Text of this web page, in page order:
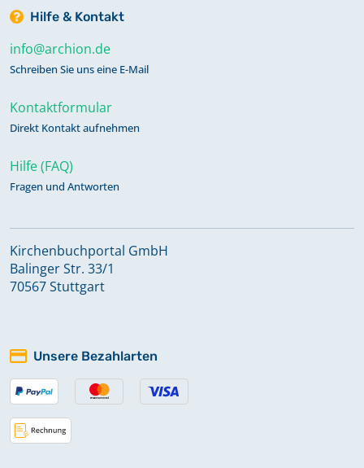
1808 - 1910; Trauungen 1808 - 1910;
1911 - 1948, 1950; Trauungen 1911 -
1948; Bestattungen 1911 - 1948, 1950
Bestattungen 1968 - 2025
Kircheneintritte 1946 - 1999;
Kirchenaustritte 1921 - 2001
Keine verfügbaren Digitalisate
Keine verfügbaren Digitalisate
Kircheneintritte 2023 - 2024;
Kirchenaustritte 2023 - 2025
Hilfe & Kontakt
info@archion.de
Schreiben Sie uns eine E-Mail
Kontaktformular
Direkt Kontakt aufnehmen
Hilfe (FAQ)
Fragen und Antworten
Kirchenbuchportal GmbH
Balinger Str. 33/1
70567 Stuttgart
Unsere Bezahlarten